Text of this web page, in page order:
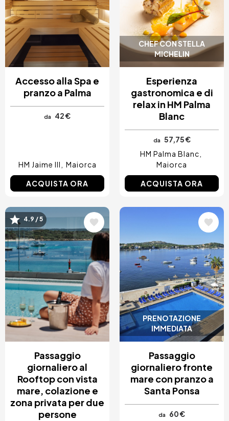
Accesso alla Spa e
pranzo a Palma
da 42 €
HM Jaime III Maiorca
ACQUISTA ORA
CHEF CON STELLA
MICHELIN
Esperienza
gastronomica e di
relax in HM Palma
Blanc
da 57,75 €
HM Palma Blanc
Maiorca
ACQUISTA ORA
Immagine
4.9 / 5
Passaggio
giornaliero al
Rooftop con vista
mare, colazione e
zona privata per due
persone
PRENOTAZIONE
IMMEDIATA
Passaggio
giornaliero fronte
mare con pranzo a
Santa Ponsa
da 60 €